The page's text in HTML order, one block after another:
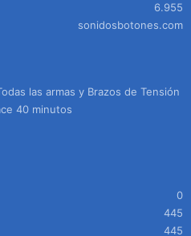
6.955
sonidosbotones.com
las armas y Brazos de Tensión
40 minutos
0
445
445